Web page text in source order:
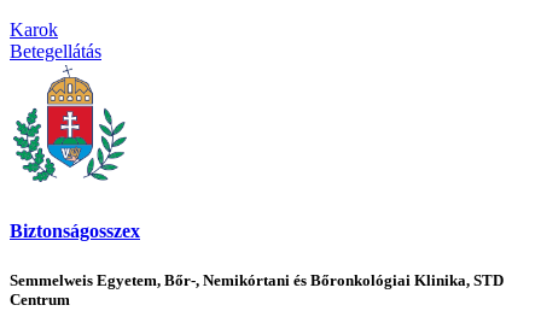
Karok
Betegellátás
Biztonságosszex
Semmelweis Egyetem, Bőr-, Nemikórtani és Bőronkológiai Klinika, STD
Centrum